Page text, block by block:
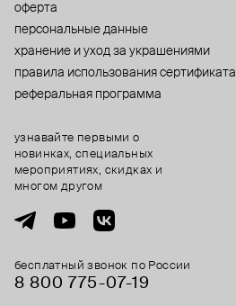
оферта
персональные данные
хранение и уход за украшениями
правила использования сертификата
реферальная программа
бесплатный звонок по России
8 800 775⁠-07⁠-19
узнавайте первыми о
новинках, специальных
мероприятиях, скидках и
многом другом